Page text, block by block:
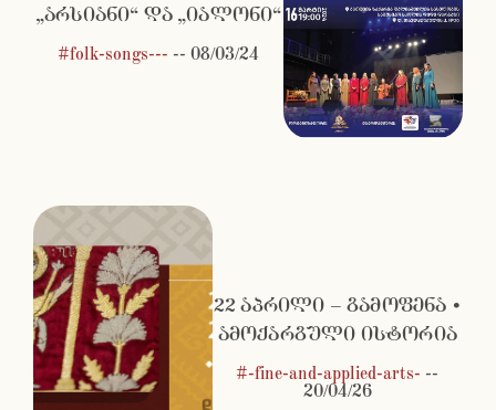
„არსიანი“ და „იალონი“
#folk-songs--- -- 08/03/24
22 აპრილი – გამოფენა •
ამოქარგული ისტორია
#-fine-and-applied-arts- --
20/04/26